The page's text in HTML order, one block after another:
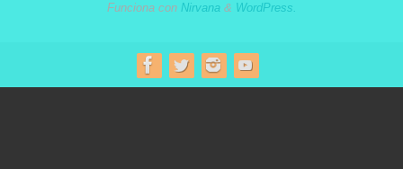
Funciona con Nirvana& WordPress.